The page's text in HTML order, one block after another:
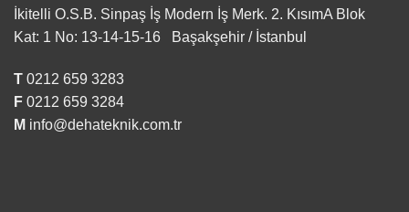
İkitelli O.S.B. Sinpaş İş Modern İş Merk. 2. KısımA Blok
Kat: 1 No: 13-14-15-16 Başakşehir / İstanbul
T 0212 659 3283
F 0212 659 3284
M info@dehateknik.com.tr